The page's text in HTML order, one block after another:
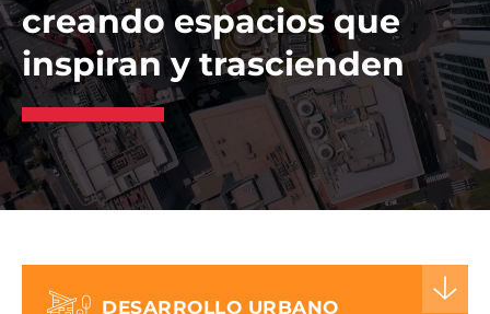
creando espacios que
inspiran y trascienden
DESARROLLO URBANO